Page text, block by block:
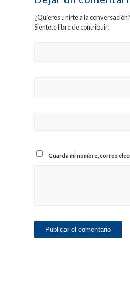
¿Quieres unirte a la conversación?
Siéntete libre de contribuir!
Guarda mi nombre, correo